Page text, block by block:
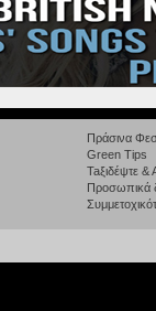
Πράσινα
Green Tips
Taξιδέψτε
Προσωπικά